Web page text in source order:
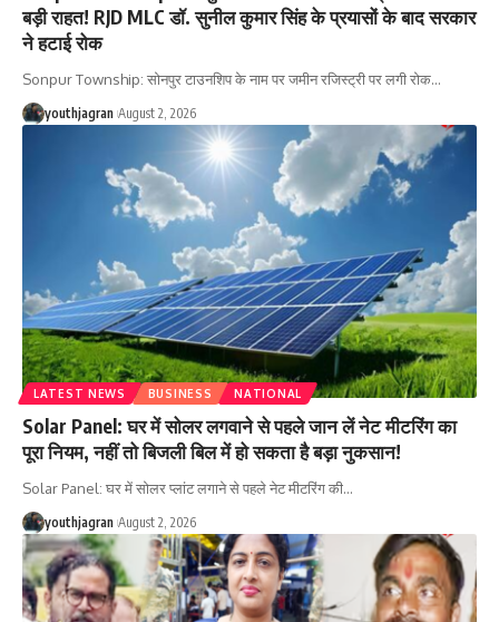
बड़ी राहत! RJD MLC डॉ. सुनील कुमार सिंह के प्रयासों के बाद सरकार
ने हटाई रोक
Sonpur Township: सोनपुर टाउनशिप के नाम पर जमीन रजिस्ट्री पर लगी रोक…
youthjagran August 2, 2026
LATEST NEWS BUSINESS NATIONAL
Solar Panel: घर में सोलर लगवाने से पहले जान लें नेट मीटरिंग का
पूरा नियम, नहीं तो बिजली बिल में हो सकता है बड़ा नुकसान!
Solar Panel: घर में सोलर प्लांट लगाने से पहले नेट मीटरिंग की…
youthjagran August 2, 2026